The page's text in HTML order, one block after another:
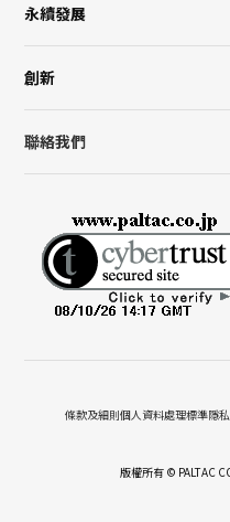
永續發展
創新
聯絡我們
條款及細則個人資料處理標準隱
版權所有 © PALTAC